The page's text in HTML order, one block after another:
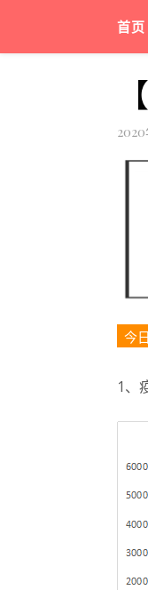
首页
今
1、